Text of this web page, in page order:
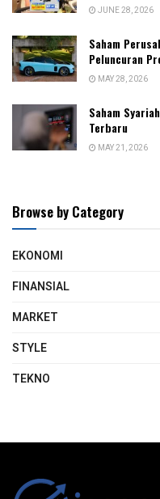
JUNE 28, 2026
Saham
Peluncuran
MAY 28, 2026
Saham
Terbaru
MAY 21, 2026
Browse by Category
EKONOMI
FINANSIAL
MARKET
STYLE
TEKNO